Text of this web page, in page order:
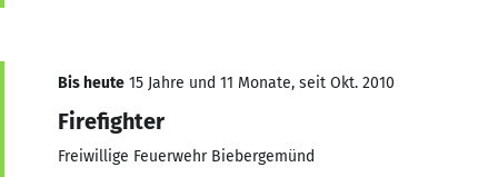
Bis heute 15 Jahre und 11 Monate, seit Okt. 2010
Firefighter
Freiwillige Feuerwehr Biebergemünd